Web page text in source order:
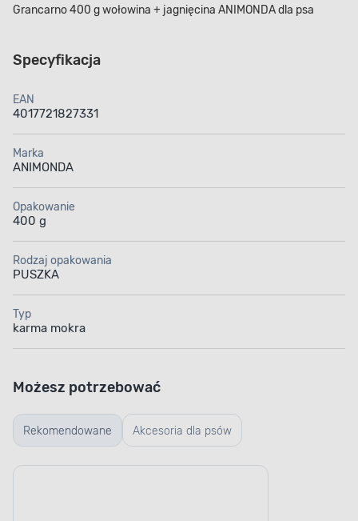
Grancarno 400 g wołowina + jagnięcina ANIMONDA dla psa
Specyfikacja
EAN
4017721827331
Marka
ANIMONDA
Opakowanie
400 g
Rodzaj opakowania
PUSZKA
Typ
karma mokra
Rekomendowane Akcesoria dla psów
Możesz potrzebować